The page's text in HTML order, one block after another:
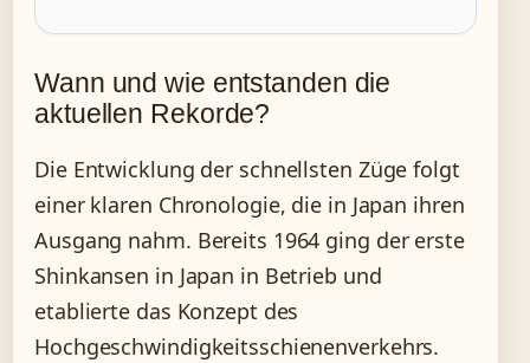
Wann und wie entstanden die
aktuellen Rekorde?
Die Entwicklung der schnellsten Züge folgt
einer klaren Chronologie, die in Japan ihren
Ausgang nahm. Bereits 1964 ging der erste
Shinkansen in Japan in Betrieb und
etablierte das Konzept des
Hochgeschwindigkeitsschienenverkehrs.